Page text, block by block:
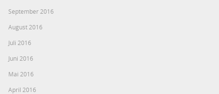
September 2016
August 2016
Juli 2016
Juni 2016
Mai 2016
April 2016